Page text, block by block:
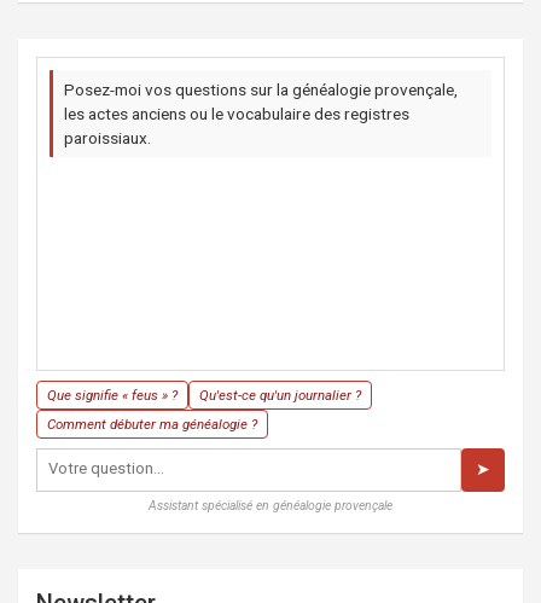
Posez-moi vos questions sur la généalogie provençale,
les actes anciens ou le vocabulaire des registres
paroissiaux.
Que signifie « feus » ?
Qu'est-ce qu'un journalier ?
Comment débuter ma généalogie ?
➤
Assistant spécialisé en généalogie provençale